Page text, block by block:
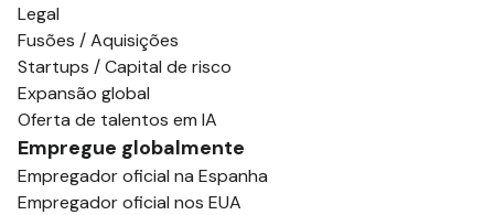
Legal
Fusões / Aquisições
Startups / Capital de risco
Expansão global
Oferta de talentos em IA
Empregue globalmente
Empregador oficial na Espanha
Empregador oficial nos EUA